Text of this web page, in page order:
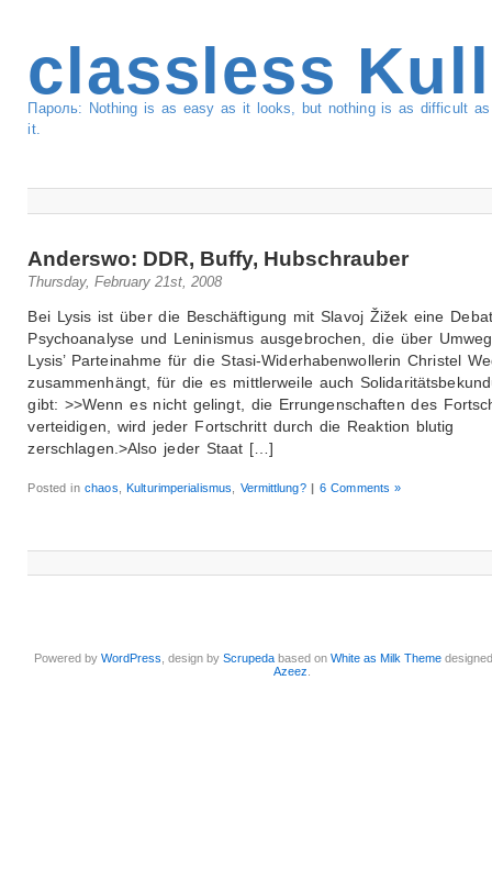
classless
Пароль: Nothing is as easy as it looks, but nothing is as difficult
it.
Anderswo: DDR, Buffy, Hubschrauber
Thursday, February 21st, 2008
Bei Lysis ist über die Beschäftigung mit Slavoj Žižek eine
Psychoanalyse und Leninismus ausgebrochen, die über
Lysis’ Parteinahme für die Stasi-Widerhabenwollerin Christel
zusammenhängt, für die es mittlerweile auch
gibt: >>Wenn es nicht gelingt, die Errungenschaften des
verteidigen, wird jeder Fortschritt durch die Reaktion blutig
zerschlagen.>Also jeder Staat […]
Posted inchaos ,Kulturimperialismus Vermittlung? | 6 Comments »
Powered byWordPress , design byScrupeda based onWhite as Milk Theme
Azeez